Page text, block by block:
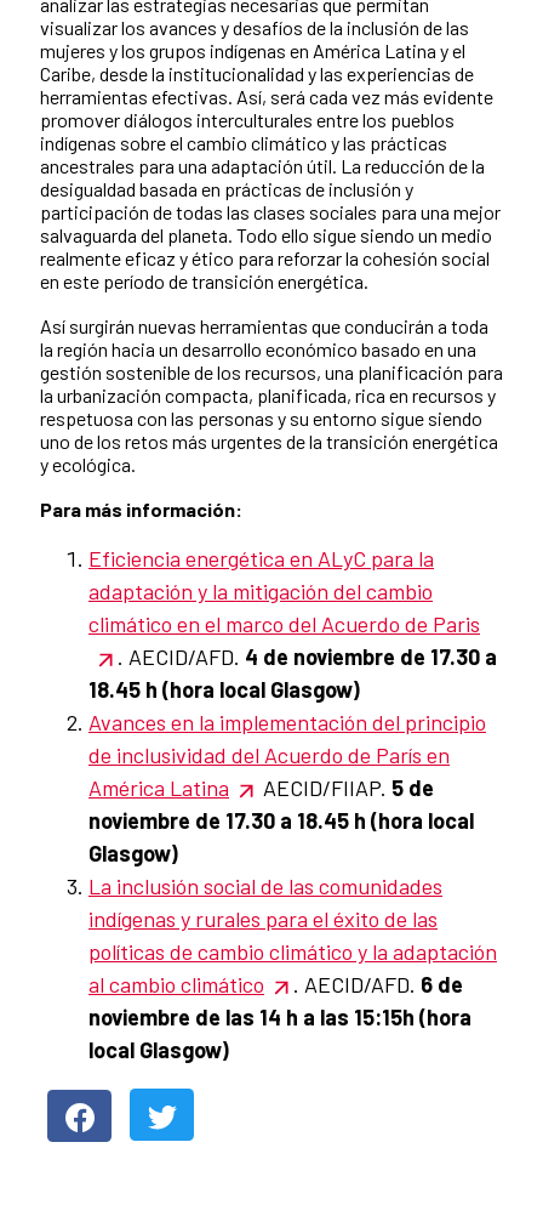
visualizar los avances y desafíos de la inclusión de las
mujeres y los grupos indígenas en América Latina y el
Caribe, desde la institucionalidad y las experiencias de
herramientas efectivas. Así, será cada vez más evidente
promover diálogos interculturales entre los pueblos
indígenas sobre el cambio climático y las prácticas
ancestrales para una adaptación útil. La reducción de la
desigualdad basada en prácticas de inclusión y
participación de todas las clases sociales para una mejor
salvaguarda del planeta. Todo ello sigue siendo un medio
realmente eficaz y ético para reforzar la cohesión social
en este período de transición energética.
Así surgirán nuevas herramientas que conducirán a toda
la región hacia un desarrollo económico basado en una
gestión sostenible de los recursos, una planificación para
la urbanización compacta, planificada, rica en recursos y
respetuosa con las personas y su entorno sigue siendo
uno de los retos más urgentes de la transición energética
y ecológica.
Para más información:
Eficiencia energética en ALyC para la
adaptación y la mitigación del cambio
climático en el marco del Acuerdo de Paris
. AECID/AFD. 4 de noviembre de 17.30 a
18.45 h (hora local Glasgow)
Avances en la implementación del principio
de inclusividad del Acuerdo de París en
América Latina
AECID/FIIAP. 5 de
noviembre de 17.30 a 18.45 h (hora local
Glasgow)
La inclusión social de las comunidades
indígenas y rurales para el éxito de las
políticas de cambio climático y la adaptación
al cambio climático
. AECID/AFD. 6 de
noviembre de las 14 h a las 15:15h (hora
local Glasgow)